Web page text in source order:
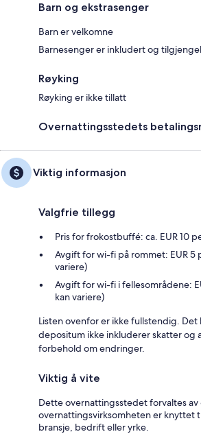
Barn og ekstrasenger
Barn er velkomne
Barnesenger er inkludert og
Røyking
Røyking er ikke tillatt
Overnattingsstedets
Viktig informasjon
Valgfrie tillegg
Pris for frokostbuffé: ca. EUR 10
Avgift for wi-fi på rommet: EUR 5
variere)
Avgift for wi-fi i fellesområdene:
kan variere)
Listen ovenfor er ikke fullstendig.
depositum ikke inkluderer skatter og
forbehold om endringer.
Viktig å vite
Dette overnattingsstedet forvaltes
overnattingsvirksomheten er knyttet
bransje, bedrift eller yrke.